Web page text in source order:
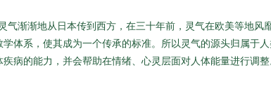
渐渐地从日本传到西方，在三十年前，灵气在欧美等地
体系，使其成为一个传承的标准。所以灵气的源头归属于
病的能力，并会帮助在情绪、心灵层面对人体能量进行调